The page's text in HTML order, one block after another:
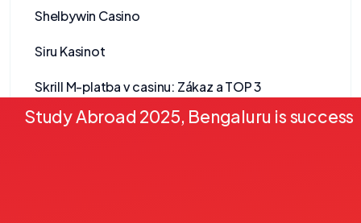
Study Abroad 2025, Bengaluru is
Shelbywin Casino
Siru Kasinot
Skrill M-platba v casinu: Zákaz a TOP 3
alternativy